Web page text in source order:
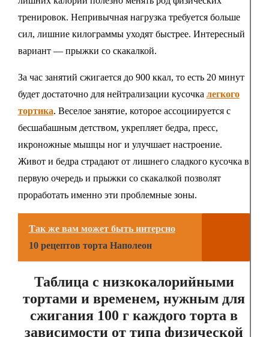
тренировок. Непривычная нагрузка требуется больше
сил, лишние килограммы уходят быстрее. Интересный
вариант — прыжки со скакалкой.
За час занятий сжигается до 900 ккал, то есть 20 минут
будет достаточно для нейтрализации кусочка легкого
тортика. Веселое занятие, которое ассоциируется с
бесшабашным детством, укрепляет бедра, пресс,
икроножные мышцы ног и улучшает настроение.
Живот и бедра страдают от лишнего сладкого кусочка в
первую очередь и прыжки со скакалкой позволят
проработать именно эти проблемные зоны.
Так же вам может быть интерсно
10 рецептов торта Наполеон
Таблица с низкокалорийными
тортами и временем, нужным для
сжигания 100 г каждого торта в
зависимости от типа физической